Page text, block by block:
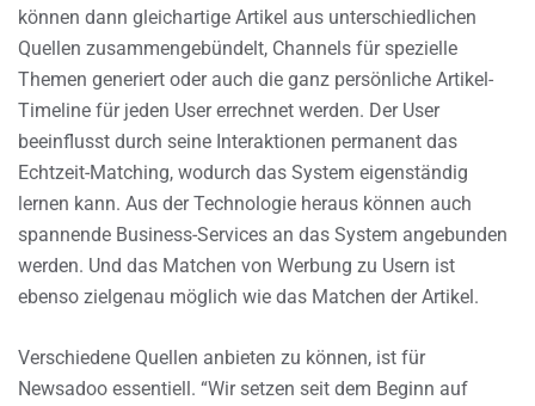
können dann gleichartige Artikel aus unterschiedlichen
Quellen zusammengebündelt, Channels für spezielle
Themen generiert oder auch die ganz persönliche Artikel-
Timeline für jeden User errechnet werden. Der User
beeinflusst durch seine Interaktionen permanent das
Echtzeit-Matching, wodurch das System eigenständig
lernen kann. Aus der Technologie heraus können auch
spannende Business-Services an das System angebunden
werden. Und das Matchen von Werbung zu Usern ist
ebenso zielgenau möglich wie das Matchen der Artikel.
Verschiedene Quellen anbieten zu können, ist für
Newsadoo essentiell. “Wir setzen seit dem Beginn auf